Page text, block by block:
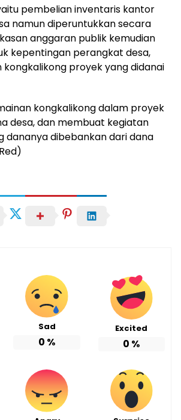
pembelian inventaris kantor
namun diperuntukkan secara
anggaran publik kemudian
kepentingan perangkat desa,
proyek yang didanai
kongkalikong dalam proyek
desa, dan membuat kegiatan
dananya dibebankan dari dana
Sad
0 %
Excited
0 %